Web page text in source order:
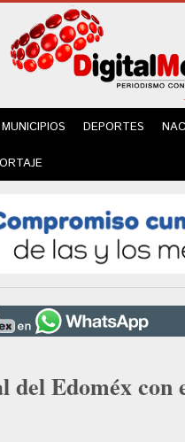
MUNICIPIOS DEPORTES
Edoméx con